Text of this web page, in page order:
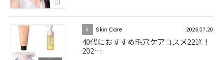
4 Skin Care 2026.07.20
40代におすすめ毛穴ケアコスメ22選！
202…